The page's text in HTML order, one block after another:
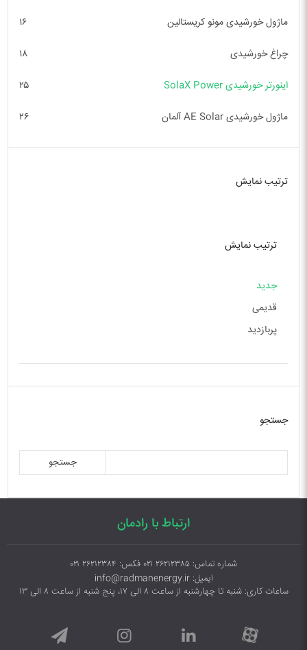
ماژول خورشیدی مونو کریستالین ۱۶
چراغ خورشیدی ۱۸
اینورتر خورشیدی SolaX Power ۲۵
ماژول خورشیدی AE Solar آلمان ۲۶
ترتیب نمایش
ترتیب نمایش
جدید
قدیمی
پربازدید
جستجو
جستجو
ارتباط با رادمان
شماره تماس: ۲۶۲۱۲۳۸۵ ۰۲۱ فکس: ۲۶۲۱۲۳۸۴ ۰۲۱
ایمیل: info@radmanenergy.ir
ساعات کاری: شنبه تا چهارشنبه از ساعت ۸ الی ۱۷، پنج شنبه از ساعت ۸ الی ۱۳